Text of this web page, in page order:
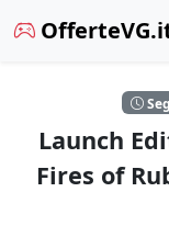
Launch
Fires of